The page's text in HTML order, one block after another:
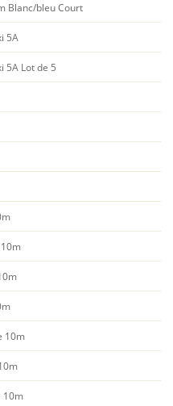
Blanc/bleu Court
5A
5A Lot de 5
10m
10m